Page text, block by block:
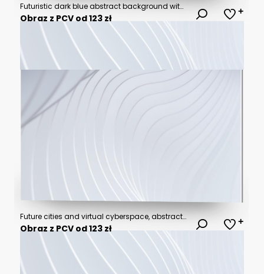
Futuristic dark blue abstract background with soft glowing wave gradients..vector illustration.
Obraz z PCV od 123 zł
Future cities and virtual cyberspace, abstract technological concept background
Obraz z PCV od 123 zł